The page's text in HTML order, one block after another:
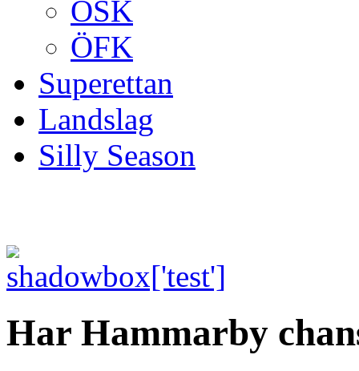
ÖSK
ÖFK
Superettan
Landslag
Silly Season
Har Hammarby